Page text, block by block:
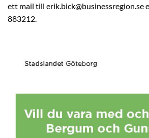
ett mail till erik.bick@businessregion.se
883212.